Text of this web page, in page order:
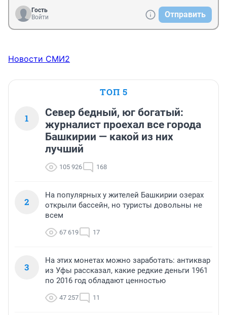
Гость
Войти
Отправить
Новости СМИ2
ТОП 5
1
Север бедный, юг богатый:
журналист проехал все города
Башкирии — какой из них
лучший
105 926 168
2
На популярных у жителей Башкирии озерах
открыли бассейн, но туристы довольны не
всем
67 619 17
3
На этих монетах можно заработать: антиквар
из Уфы рассказал, какие редкие деньги 1961
по 2016 год обладают ценностью
47 257 11